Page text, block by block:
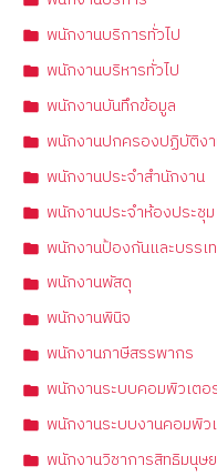
พนักงานบริการทั่วไป
พนักงานบริหารทั่วไป
พนักงานบันทึกข้อมูล
พนักงานปกครองปฏิบัติง
พนักงานประจำสำนักงาน
พนักงานประจำห้องประชุม
พนักงานป้องกันและบรร
พนักงานพัสดุ
พนักงานพินิจ
พนักงานภาษีสรรพากร
พนักงานระบบคอมพิวเตอ
พนักงานระบบงานคอมพิว
พนักงานวิชาการสิทธิมนุษ